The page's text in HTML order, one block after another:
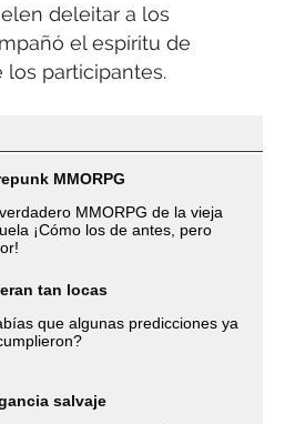
deleitar a los
el espíritu de
participantes.
MMORPG
MMORPG de la vieja
¡Cómo los de antes, pero
tan locas
que algunas predicciones ya
salvaje